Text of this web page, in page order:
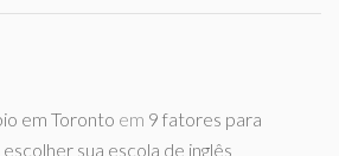
em Toronto em 9 fatores para
sua escola de inglês